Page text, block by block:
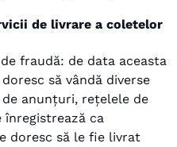
App letöltése
de livrare a coletelor
fraudă: de data aceasta
să vândă diverse
anunțuri, rețelele de
înregistrează ca
doresc să le fie livrat